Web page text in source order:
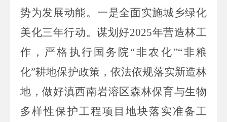
势为发展动能。一是全面实施城乡绿化
美化三年行动。谋划好2025年营造林工
作，严格执行国务院“非农化”“非粮
化”耕地保护政策，依法依规落实新造林
地，做好滇西南岩溶区森林保育与生物
多样性保护工程项目地块落实准备工